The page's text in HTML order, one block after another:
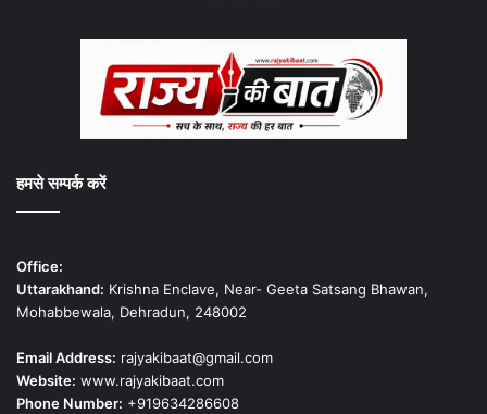
हमसे सम्पर्क करें
Office:
Uttarakhand: Krishna Enclave, Near- Geeta Satsang Bhawan,
Mohabbewala, Dehradun, 248002
Email Address: rajyakibaat@gmail.com
Website: www.rajyakibaat.com
Phone Number: +919634286608